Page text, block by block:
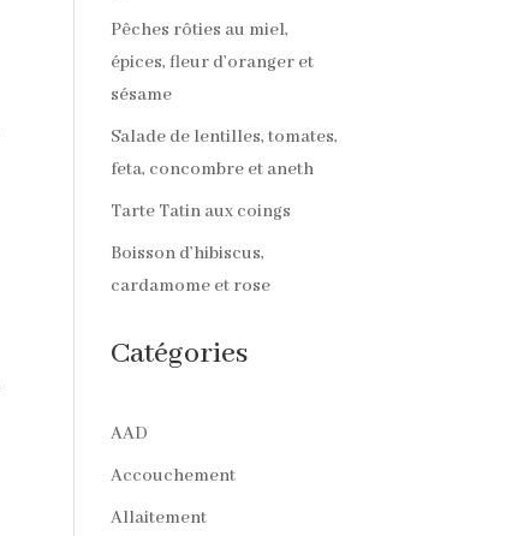
Pêches rôties au miel,
épices, fleur d’oranger et
sésame
Salade de lentilles, tomates,
feta, concombre et aneth
Tarte Tatin aux coings
Boisson d’hibiscus,
cardamome et rose
Catégories
AAD
Accouchement
Allaitement